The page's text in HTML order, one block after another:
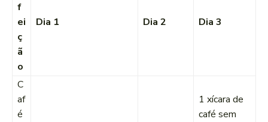
f
ei
ç
ã
o
Dia 1 Dia 2 Dia 3
C
af
é
1 xícara de
café sem